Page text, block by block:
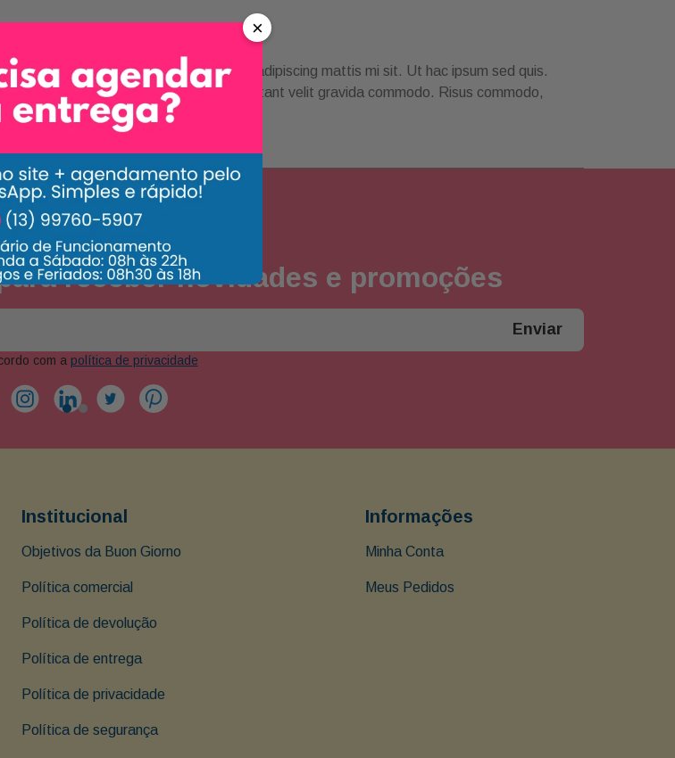
consectetur adipiscing elit. Vel aenean adipiscing mattis mi sit. Ut hac ipsum sed quis.
sed platea diam. Porta in vulputate habitant velit gravida commodo. Risus commodo,
leo amet.
NEWSLETTER
receber novidades e promoções
Enviar
com a política de privacidade
Institucional
Objetivos da Buon Giorno
Política comercial
Política de devolução
Política de entrega
Política de privacidade
Política de segurança
Informações
Minha Conta
Meus Pedidos
×